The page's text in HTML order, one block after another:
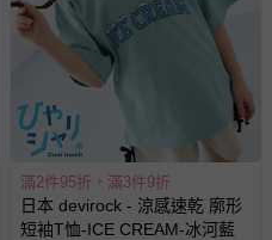
滿2件95折，滿3件9折
日本 devirock - 涼感速乾 廓形
短袖T恤-ICE CREAM-冰河藍